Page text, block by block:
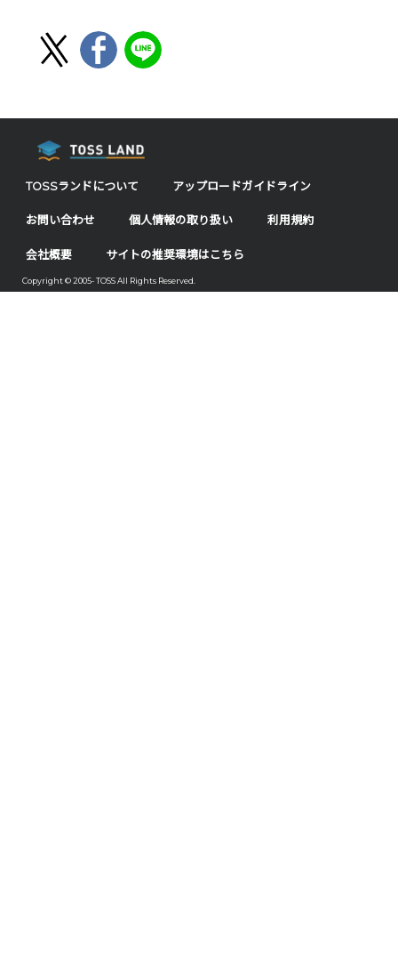
TOSSランドについて アップロードガイドライン
お問い合わせ 個人情報の取り扱い 利用規約
会社概要 サイトの推奨環境はこちら
Copyright © 2005- TOSS All Rights Reserved.